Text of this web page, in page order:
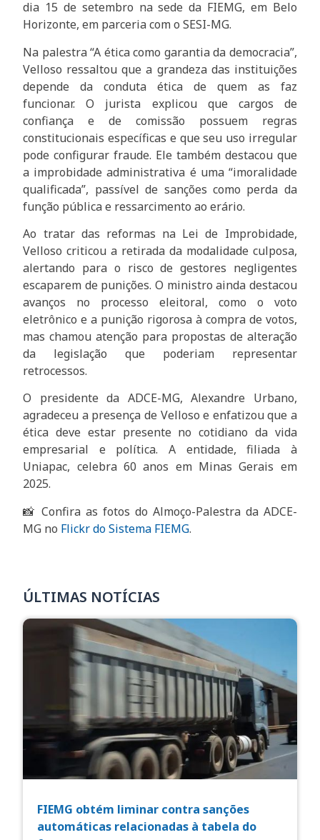
dia 15 de setembro na sede da FIEMG, em Belo
Horizonte, em parceria com o SESI-MG.
Na palestra “A ética como garantia da democracia”,
Velloso ressaltou que a grandeza das instituições
depende da conduta ética de quem as faz
funcionar. O jurista explicou que cargos de
confiança e de comissão possuem regras
constitucionais específicas e que seu uso irregular
pode configurar fraude. Ele também destacou que
a improbidade administrativa é uma “imoralidade
qualificada”, passível de sanções como perda da
função pública e ressarcimento ao erário.
Ao tratar das reformas na Lei de Improbidade,
Velloso criticou a retirada da modalidade culposa,
alertando para o risco de gestores negligentes
escaparem de punições. O ministro ainda destacou
avanços no processo eleitoral, como o voto
eletrônico e a punição rigorosa à compra de votos,
mas chamou atenção para propostas de alteração
da legislação que poderiam representar
retrocessos.
O presidente da ADCE-MG, Alexandre Urbano,
agradeceu a presença de Velloso e enfatizou que a
ética deve estar presente no cotidiano da vida
empresarial e política. A entidade, filiada à
Uniapac, celebra 60 anos em Minas Gerais em
2025.
📸 Confira as fotos do Almoço-Palestra da ADCE-
MG no Flickr do Sistema FIEMG.
ÚLTIMAS NOTÍCIAS
FIEMG obtém liminar contra sanções
automáticas relacionadas à tabela do